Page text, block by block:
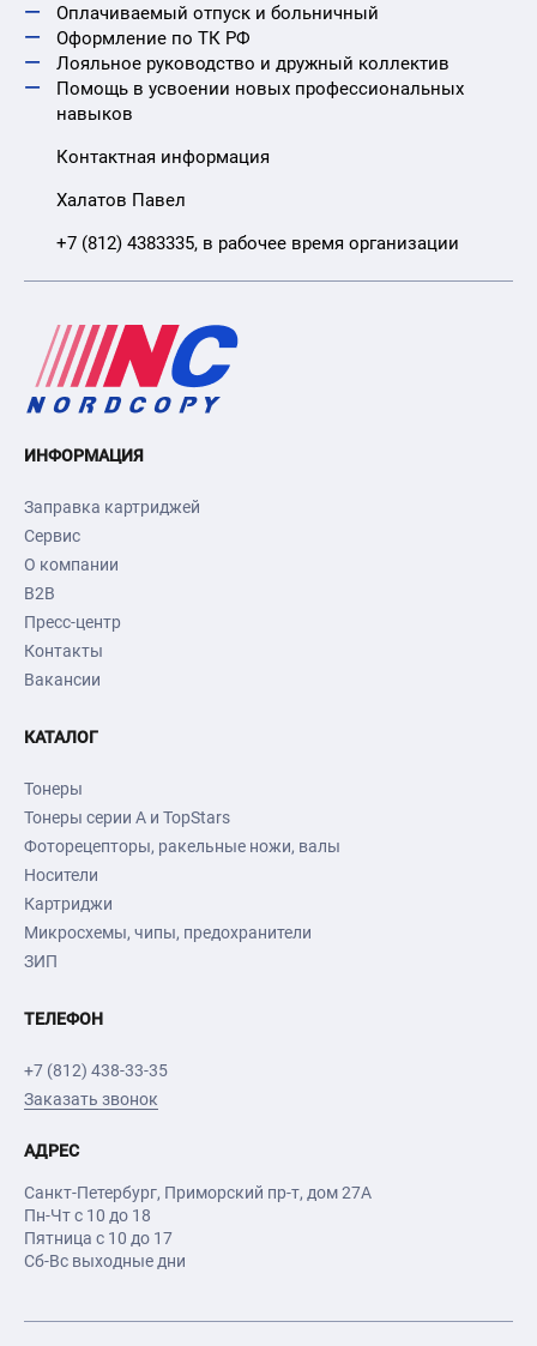
Оплачиваемый отпуск и больничный
Оформление по ТК РФ
Лояльное руководство и дружный коллектив
Помощь в усвоении новых профессиональных
навыков
Контактная информация
Халатов Павел
+7 (812) 4383335, в рабочее время организации
ИНФОРМАЦИЯ
Заправка картриджей
Сервис
О компании
B2B
Пресс-центр
Контакты
Вакансии
КАТАЛОГ
Тонеры
Тонеры серии А и TopStars
Фоторецепторы, ракельные ножи, валы
Носители
Картриджи
Микросхемы, чипы, предохранители
ЗИП
ТЕЛЕФОН
+7 (812) 438-33-35
Заказать звонок
АДРЕС
Санкт-Петербург, Приморский пр-т, дом 27А
Пн-Чт с 10 до 18
Пятница с 10 до 17
Сб-Вс выходные дни